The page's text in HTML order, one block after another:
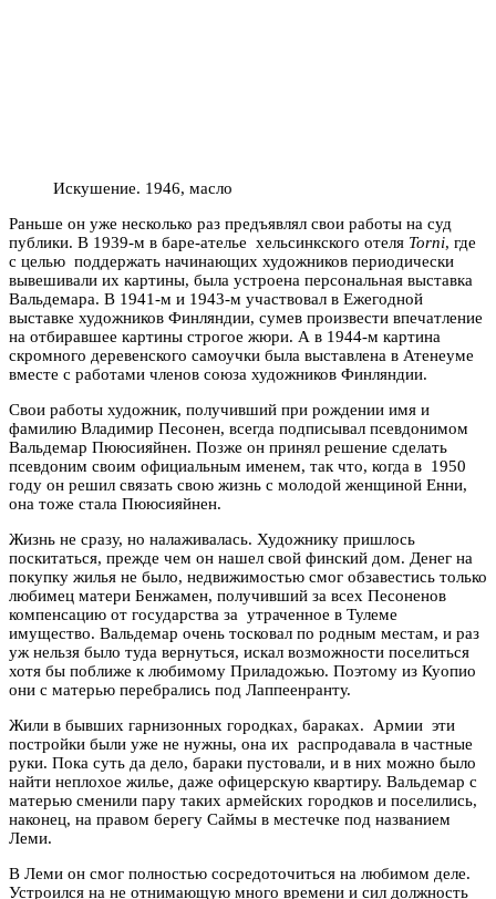
Искушение. 1946, масло
Раньше он уже несколько раз предъявлял свои работы на суд
публики. В 1939-м в баре-ателье хельсинкского отеля Torni, где
с целью поддержать начинающих художников периодически
вывешивали их картины, была устроена персональная выставка
Вальдемара. В 1941-м и 1943-м участвовал в Ежегодной
выставке художников Финляндии, сумев произвести впечатление
на отбиравшее картины строгое жюри. А в 1944-м картина
скромного деревенского самоучки была выставлена в Атенеуме
вместе с работами членов союза художников Финляндии.
Свои работы художник, получивший при рождении имя и
фамилию Владимир Песонен, всегда подписывал псевдонимом
Вальдемар Пююсияйнен. Позже он принял решение сделать
псевдоним своим официальным именем, так что, когда в 1950
году он решил связать свою жизнь с молодой женщиной Енни,
она тоже стала Пююсияйнен.
Жизнь не сразу, но налаживалась. Художнику пришлось
поскитаться, прежде чем он нашел свой финский дом. Денег на
покупку жилья не было, недвижимостью смог обзавестись только
любимец матери Бенжамен, получивший за всех Песоненов
компенсацию от государства за утраченное в Тулеме
имущество. Вальдемар очень тосковал по родным местам, и раз
уж нельзя было туда вернуться, искал возможности поселиться
хотя бы поближе к любимому Приладожью. Поэтому из Куопио
они с матерью перебрались под Лаппеенранту.
Жили в бывших гарнизонных городках, бараках. Армии эти
постройки были уже не нужны, она их распродавала в частные
руки. Пока суть да дело, бараки пустовали, и в них можно было
найти неплохое жилье, даже офицерскую квартиру. Вальдемар с
матерью сменили пару таких армейских городков и поселились,
наконец, на правом берегу Саймы в местечке под названием
Леми.
В Леми он смог полностью сосредоточиться на любимом деле.
Устроился на не отнимающую много времени и сил должность